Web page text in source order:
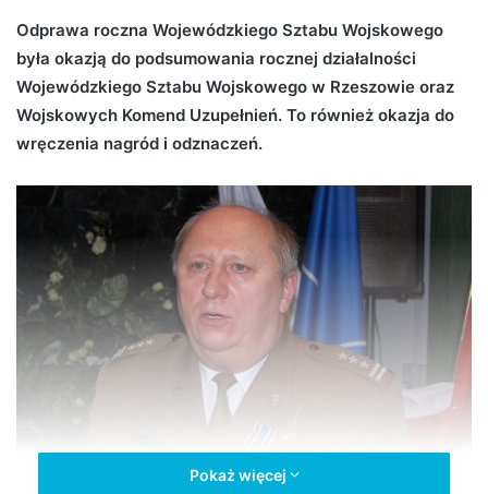
d
a
i
Odprawa roczna Wojewódzkiego Sztabu Wojskowego
była okazją do podsumowania rocznej działalności
Wojewódzkiego Sztabu Wojskowego w Rzeszowie oraz
Wojskowych Komend Uzupełnień. To również okazja do
wręczenia nagród i odznaczeń.
Pokaż więcej